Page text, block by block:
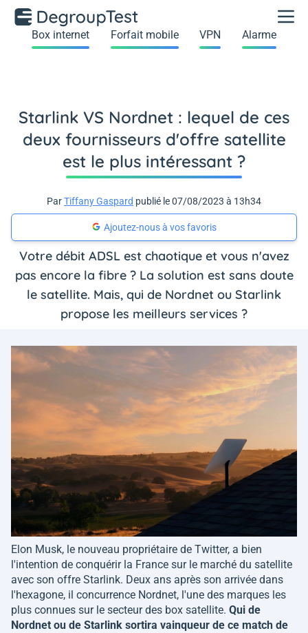
Box internet Forfait mobile VPN Alarme
Starlink VS Nordnet : lequel de ces
deux fournisseurs d'offre satellite
est le plus intéressant ?
ParTiffany Gaspard publié le 07/08/2023 à 13h34
Ajoutez-nous à vos favoris
Votre débit ADSL est chaotique et vous n'avez
pas encore la fibre ? La solution est sans doute
le satellite. Mais, qui de Nordnet ou Starlink
propose les meilleurs services ?
Elon Musk, le nouveau propriétaire de Twitter, a bien
l'intention de conquérir la France sur le marché du satellite
avec son offre Starlink. Deux ans après son arrivée dans
l'hexagone, il concurrence Nordnet, l'une des marques les
plus connues sur le secteur des box satellite. Qui de
Nordnet ou de Starlink sortira vainqueur de ce match de